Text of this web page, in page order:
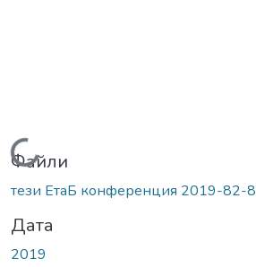
Вантажиться...
Файли
тези ЕтаБ конференция 2019-82-
Дата
2019